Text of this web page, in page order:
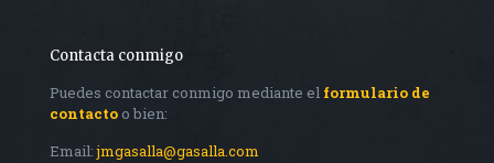
Contacta conmigo
Puedes contactar conmigo mediante el formulario de
contacto o bien:
Email:jmgasalla@gasalla.com